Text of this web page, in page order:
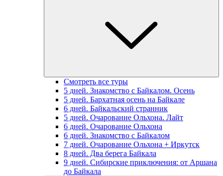
Смотреть все туры
5 дней. Знакомство с Байкалом. Осень
5 дней. Бархатная осень на Байкале
6 дней. Байкальский странник
5 дней. Очарование Ольхона. Лайт
6 дней. Очарование Ольхона
6 дней. Знакомство с Байкалом
7 дней. Очарование Ольхона + Иркутск
8 дней. Два берега Байкала
9 дней. Сибирские приключения: от Аршана
до Байкала